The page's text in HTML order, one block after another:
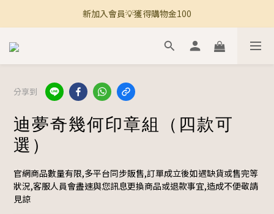
🚚 全館滿800免運 🚚
新加入會員💡獲得購物金100
🚚 全館滿800免運 🚚
分享到
迪夢奇幾何印章組（四款可
選）
官網商品數量有限,多平台同步販售,訂單成立後如遇缺貨或售完等
狀況,客服人員會盡速與您訊息更換商品或退款事宜,造成不便敬請
見諒